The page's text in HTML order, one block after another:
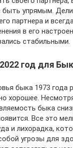
быть упрямым.
партнера и
в его
стабильными.
год для
быка 1973 года
хорошее.
быка
Все это
и лихорадка,
угрозы для